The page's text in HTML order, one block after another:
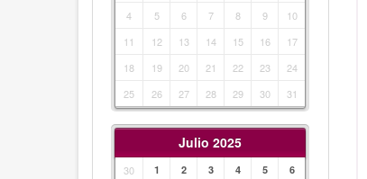
4
5 6 7 8 9
10
11
12 13 14 15 16
17
18
19 20 21 22 23
24
25
26 27 28 29 30 31
Julio 2025
30 1 2 3 4 5
6